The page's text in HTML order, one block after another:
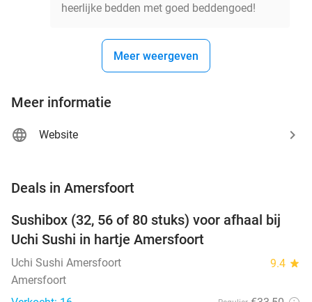
heerlijke bedden met goed beddengoed!
Meer weergeven
Meer informatie
Website
Deals in Amersfoort
50%
TODAY
Sushibox (32, 56 of 80 stuks) voor afhaal bij
Uchi Sushi in hartje Amersfoort
Uchi Sushi Amersfoort 9.4 star
Amersfoort